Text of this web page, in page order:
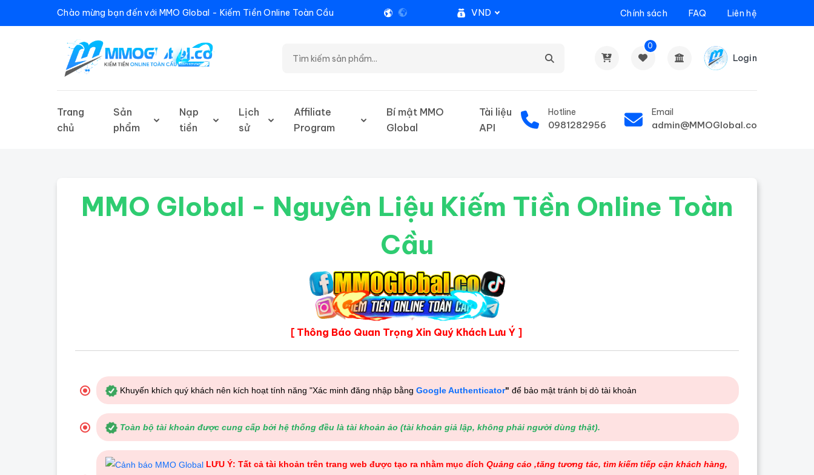
Chào mừng bạn đến với MMO Global - Kiếm Tiền Online Toàn Cầu VND Chính sách FAQ Liên hệ
0
Login
Trang
chủ
Sản
phẩm
Nạp
tiền
Lịch
sử
Affiliate
Program
Bí mật MMO
Global
Tài liệu
API
Hotline
0981282956
Email
admin@MMOGlobal.co
MMO Global - Nguyên Liệu Kiếm Tiền Online Toàn
Cầu
[ Thông Báo Quan Trọng Xin Quý Khách Lưu Ý ]
Khuyến khích quý khách nên kích hoạt tính năng "Xác minh đăng nhập bằng Google Authenticator" để bảo mật tránh bị dò tài khoản
Toàn bộ tài khoản được cung cấp bởi hệ thống đều là tài khoản ảo (tài khoản giả lập, không phải người dùng thật).
LƯU Ý: Tất cả tài khoản trên trang web được tạo ra nhằm mục đích Quảng cáo ,tăng tương tác, tìm kiếm tiếp cận khách hàng,